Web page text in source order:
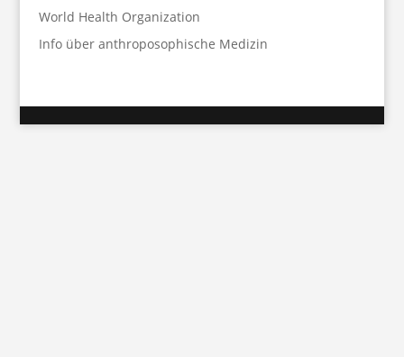
World Health Organization
Info über anthroposophische Medizin